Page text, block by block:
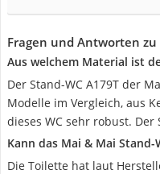
Fragen und Antworten zu
Aus welchem Material ist
Der Stand-WC A179T der
Modelle im Vergleich, aus
dieses WC sehr robust.
Kann das Mai & Mai Stand-
Die Toilette hat laut